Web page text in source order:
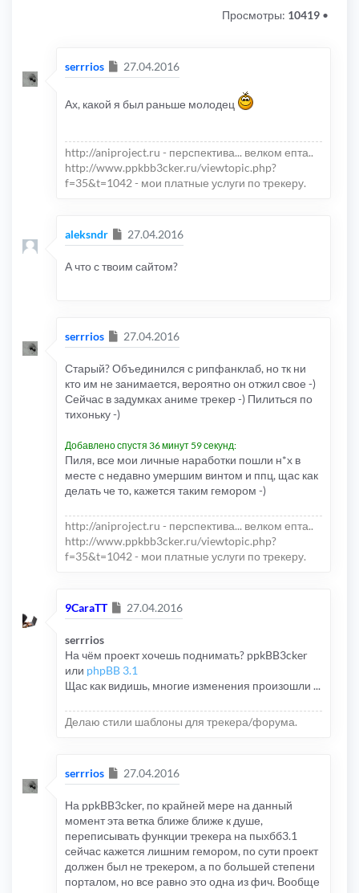
Просмотры: 10419 •
serrrios Сообщение
27.04.2016
Ах, какой я был раньше молодец
http://aniproject.ru - перспектива... велком епта..
http://www.ppkbb3cker.ru/viewtopic.php?
f=35&t=1042 - мои платные услуги по трекеру.
aleksndr Сообщение
27.04.2016
А что с твоим сайтом?
serrrios Сообщение
27.04.2016
Старый? Объединился с рипфанклаб, но тк ни
кто им не занимается, вероятно он отжил свое -)
Сейчас в задумках аниме трекер -) Пилиться по
тихоньку -)
Добавлено спустя 36 минут 59 секунд:
Пиля, все мои личные наработки пошли н*х в
месте с недавно умершим винтом и ппц, щас как
делать че то, кажется таким гемором -)
http://aniproject.ru - перспектива... велком епта..
http://www.ppkbb3cker.ru/viewtopic.php?
f=35&t=1042 - мои платные услуги по трекеру.
9CaraTT Сообщение
27.04.2016
serrrios
На чём проект хочешь поднимать? ppkBB3cker
или phpBB 3.1
Щас как видишь, многие изменения произошли ...
Делаю стили шаблоны для трекера/форума.
serrrios Сообщение
27.04.2016
На ppkBB3cker, по крайней мере на данный
момент эта ветка ближе ближе к душе,
переписывать функции трекера на пыхбб3.1
сейчас кажется лишним гемором, по сути проект
должен был не трекером, а по большей степени
порталом, но все равно это одна из фич. Вообще